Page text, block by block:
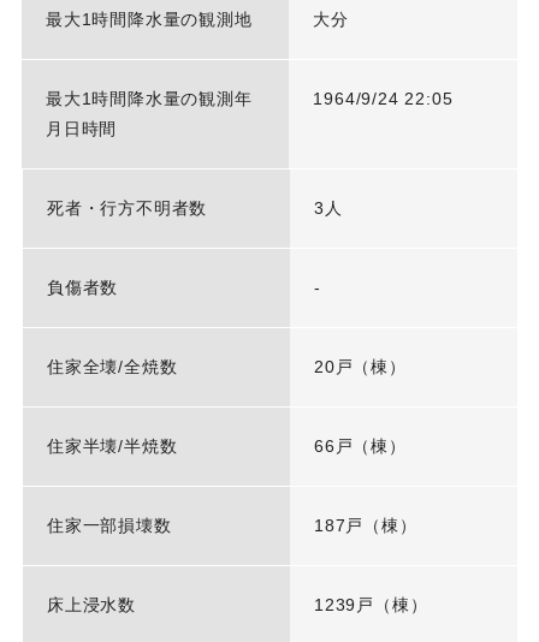
最大1時間降水量の観測地 大分
最大1時間降水量の観測年
月日時間
1964/9/24 22:05
死者・行方不明者数 3人
負傷者数 -
住家全壊/全焼数 20戸（棟）
住家半壊/半焼数 66戸（棟）
住家一部損壊数 187戸（棟）
床上浸水数 1239戸（棟）